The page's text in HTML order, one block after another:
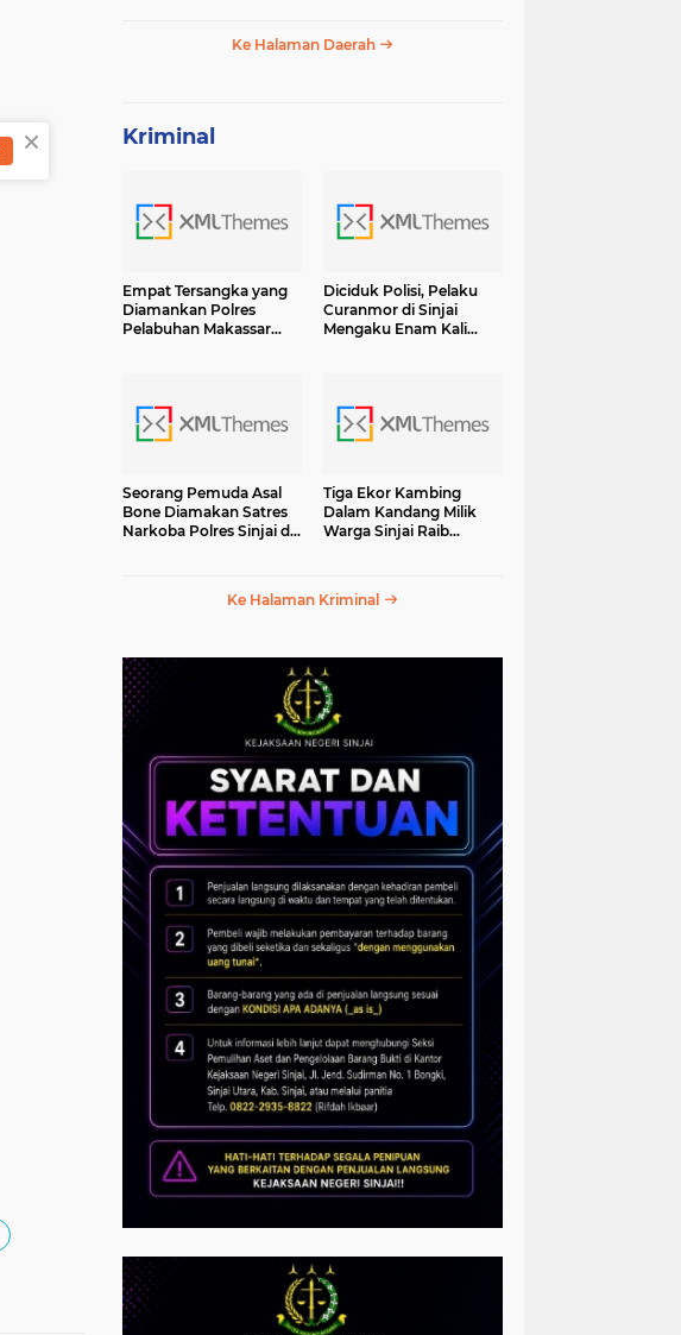
Ke Halaman Daerah
Kriminal
Empat Tersangka yang
Diamankan Polres
Pelabuhan Makassar
Diciduk Polisi, Pelaku
Curanmor di Sinjai
Mengaku Enam Kali
Seorang Pemuda Asal
Bone Diamakan Satres
Narkoba Polres Sinjai di
Tiga Ekor Kambing
Dalam Kandang Milik
Warga Sinjai Raib
Ke Halaman Kriminal
×